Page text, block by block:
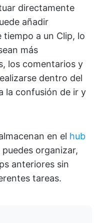
directamente
añadir
a un Clip, lo
más
los comentarios y
dentro del
la confusión de ir y
en el hub
organizar,
anteriores sin
tareas.